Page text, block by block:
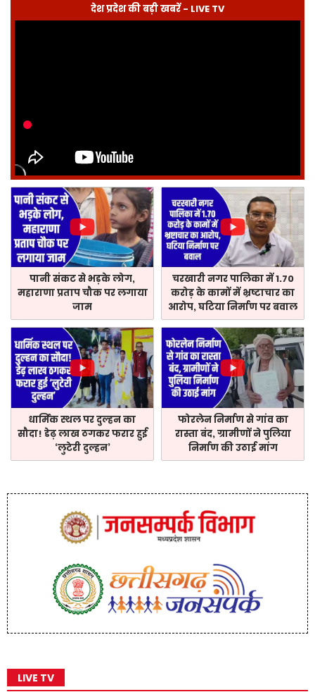
देश प्रदेश की बड़ी खबरें - LIVE TV
पानी संकट से भड़के लोग,
महाराणा प्रताप चौक पर लगाया
जाम
चरखारी नगर पालिका में 1.70
करोड़ के कामों में भ्रष्टाचार का
आरोप, घटिया निर्माण पर बवाल
धार्मिक स्थल पर दुल्हन का
सौदा! डेढ़ लाख ठगकर फरार हुई
‘लुटेरी दुल्हन’
फोरलेन निर्माण से गांव का
रास्ता बंद, ग्रामीणों ने पुलिया
निर्माण की उठाई मांग
LIVE TV